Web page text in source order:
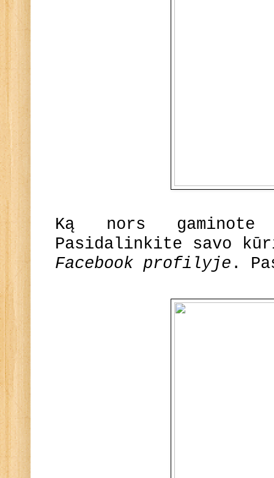
Ką nors
Pasidalinkite savo
Facebook profilyje .